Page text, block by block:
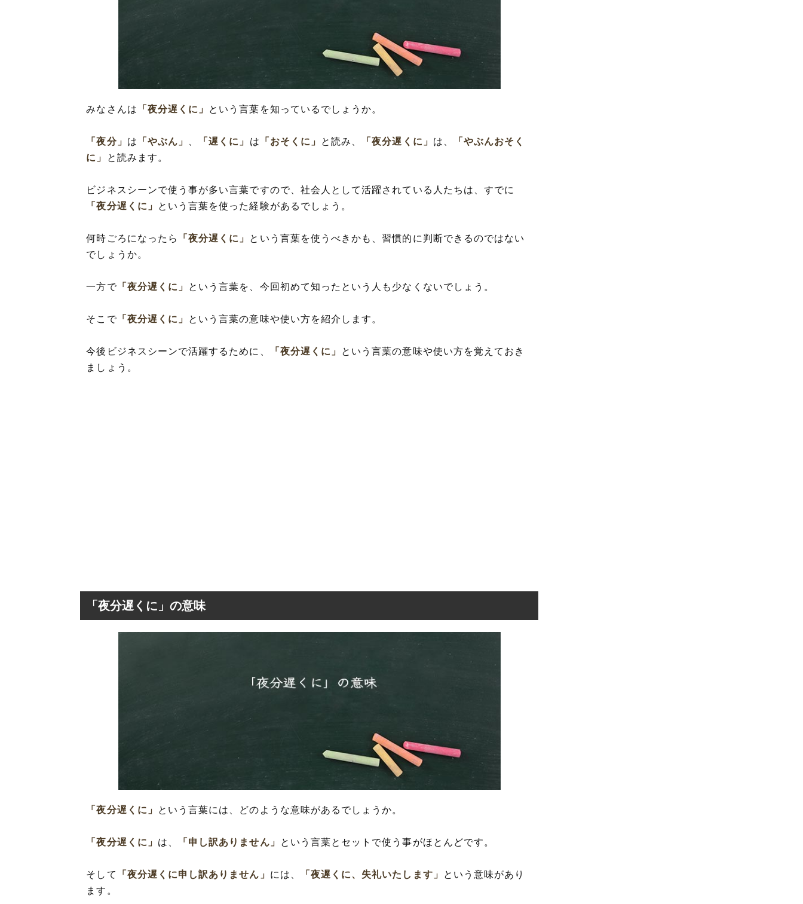
「夜分遅くに」は何時から使える?
「夜分遅くに」の言葉の使い方
「夜分遅くに」を使った例文
みなさんは 「夜分遅くに」 という言葉を知っているでしょうか。
「夜分」 は 「やぶん」 「遅くに」 は 「おそくに」 と読み、 「夜分遅くに」 は、
「やぶんおそく
に」
と読みます。
ビジネスシーンで使う事が多い言葉ですので、社会人として活躍されている人たちは、すでに
「夜分遅くに」
という言葉を使った経験があるでしょう。
何時ごろになったら 「夜分遅くに」 という言葉を使うべきかも、習慣的に判断できるのではない
でしょうか。
一方で「夜分遅くに」 という言葉を、今回初めて知ったという人も少なくないでしょう。
そこで「夜分遅くに」 という言葉の意味や使い方を紹介します。
今後ビジネスシーンで活躍するために、 「夜分遅くに」
という言葉の意味や使い方を覚えておき
ましょう。
「夜分遅くに」の意味
「夜分遅くに」 という言葉には、どのような意味があるでしょうか。
「夜分遅くに」 は、 「申し訳ありません」 という言葉とセットで使う事がほとんどです。
そして 「夜分遅くに申し訳ありません」 には、 「夜遅くに、失礼いたします」
という意味があり
ます。